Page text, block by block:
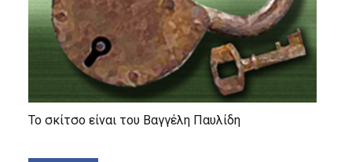
Το σκίτσο είναι του Βαγγέλη Παυλίδη